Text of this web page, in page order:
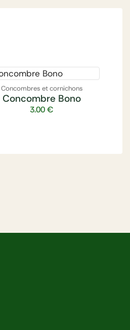
Concombres et cornichons
Concombre Bono
3.00€